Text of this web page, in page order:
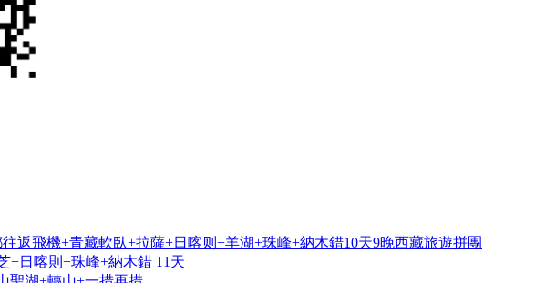
返飛機+青藏軟臥+拉薩+日喀则+羊湖+珠峰+納木錯10天9晚西藏旅遊拼團
+日喀則+珠峰+納木錯 11天